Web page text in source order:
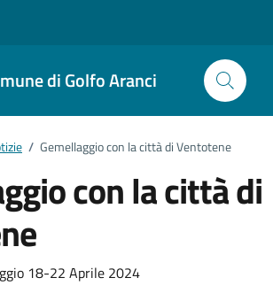
di Golfo Aranci
/ Gemellaggio con la città di Ventotene
con la città di
notizia
18-22 Aprile 2024